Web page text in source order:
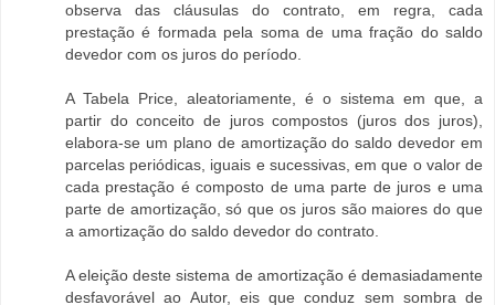
observa das cláusulas do contrato, em regra, cada
prestação é formada pela soma de uma fração do saldo
devedor com os juros do período.
A Tabela Price, aleatoriamente, é o sistema em que, a
partir do conceito de juros compostos (juros dos juros),
elabora-se um plano de amortização do saldo devedor em
parcelas periódicas, iguais e sucessivas, em que o valor de
cada prestação é composto de uma parte de juros e uma
parte de amortização, só que os juros são maiores do que
a amortização do saldo devedor do contrato.
A eleição deste sistema de amortização é demasiadamente
desfavorável ao Autor, eis que conduz sem sombra de